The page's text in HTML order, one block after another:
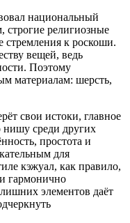
национальный
строгие религиозные
стремления к роскоши.
вещей, ведь
Поэтому
материалам: шерсть,
свои истоки, главное
нишу среди других
простота и
для
кэжуал, как правило,
гармонично
элементов даёт